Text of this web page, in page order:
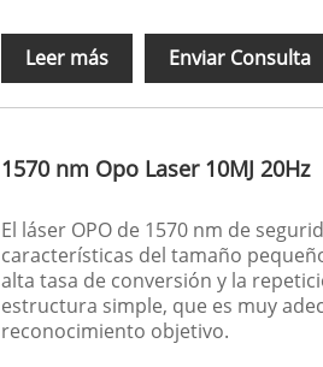
Leer más Enviar Consulta
1570 nm Opo Laser 10MJ 20Hz
El láser OPO de 1570 nm de
características del tamaño
alta tasa de conversión y la
estructura simple, que es muy
reconocimiento objetivo.